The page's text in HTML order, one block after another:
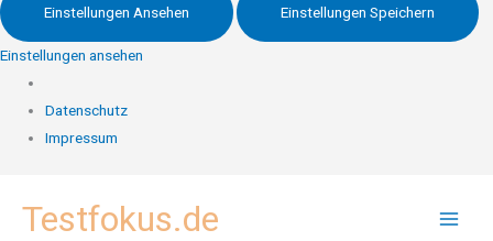
Einstellungen Ansehen Einstellungen Speichern
Einstellungen ansehen
Datenschutz
Impressum
InhaltTestfokus.de